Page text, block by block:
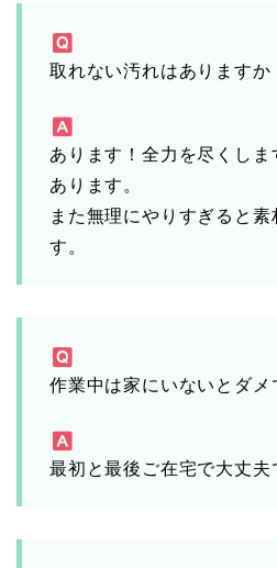
取れない汚れはありますか
あります！全力を尽くし
あります。
また無理にやりすぎると素
す。
作業中は家にいないとダメ
最初と最後ご在宅で大丈夫